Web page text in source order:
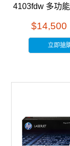
4103fdw 多功
$14,500
立即搶